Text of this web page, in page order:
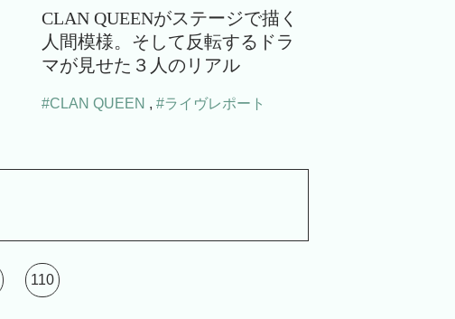
CLAN QUEENがステージで描く
人間模様。そして反転するドラ
マが見せた３人のリアル
#CLAN QUEEN , #ライヴレポート
110